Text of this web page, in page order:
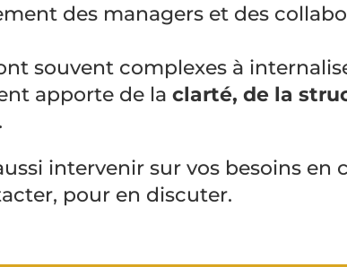
des managers et des
souvent complexes à
apporte de la clarté, de la
intervenir sur vos besoins
pour en discuter.